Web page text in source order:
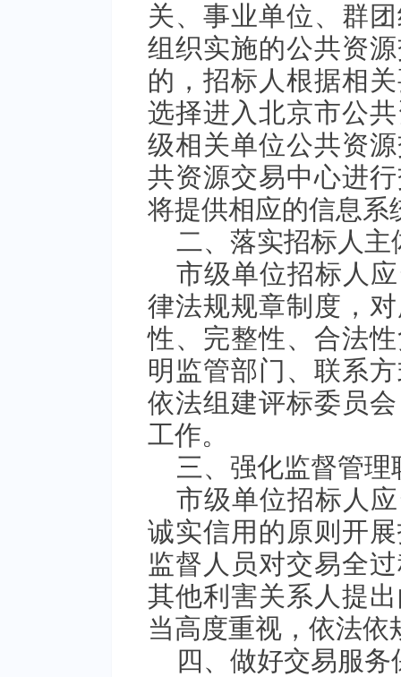
关、事业单位、群
组织实施的公共资
的，招标人根据相
选择进入北京市公
级相关单位公共资
共资源交易中心进
将提供相应的信息系
二、落实招标人主
市级单位招标人
律法规规章制度，
性、完整性、合法
明监管部门、联系
依法组建评标委员
工作。
三、强化监督管理
市级单位招标人
诚实信用的原则开
监督人员对交易全
其他利害关系人提
当高度重视，依法
四、做好交易服务